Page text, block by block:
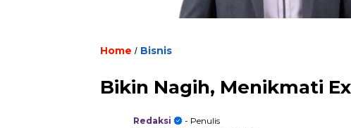
Home / Bisnis
Bikin Nagih, Menikmati
Redaksi
- Penulis